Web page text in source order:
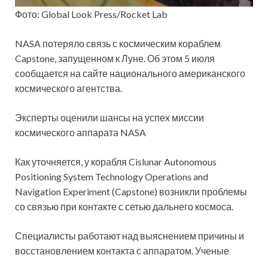
Фото: Global Look Press/Rocket Lab
NASA потеряло связь с космическим кораблем
Capstone, запущенном к Луне. Об этом 5 июля
сообщается на сайте национального американского
космического агентства.
Эксперты оценили шансы на успех миссии
космического аппарата NASA
Как уточняется, у корабля Cislunar Autonomous
Positioning System Technology Operations and
Navigation Experiment (Capstone) возникли проблемы
со связью при контакте с сетью дальнего космоса.
Специалисты работают над выяснением причины и
восстановлением контакта с аппаратом. Ученые